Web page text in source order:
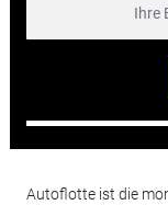
Autoflotte ist die